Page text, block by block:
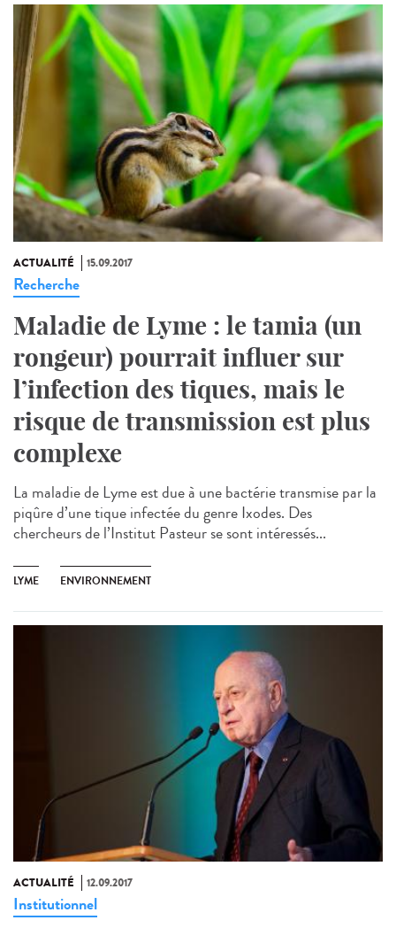
ACTUALITÉ 15.09.2017
Recherche
Maladie de Lyme : le tamia (un
rongeur) pourrait influer sur
l’infection des tiques, mais le
risque de transmission est plus
complexe
La maladie de Lyme est due à une bactérie transmise par la
piqûre d’une tique infectée du genre Ixodes. Des
chercheurs de l’Institut Pasteur se sont intéressés...
LYME ENVIRONNEMENT
ACTUALITÉ 12.09.2017
Institutionnel